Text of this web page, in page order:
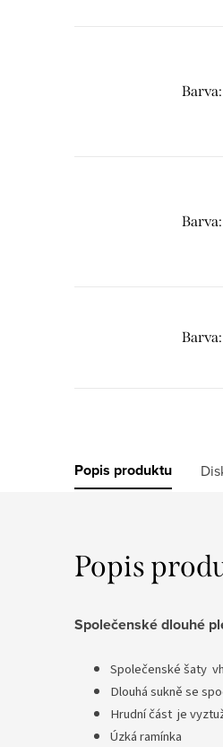
Popis produktu
Popis
Společenské dlouhé
Společenské šaty
Dlouhá sukně se
Hrudní část je
Úzká ramínka